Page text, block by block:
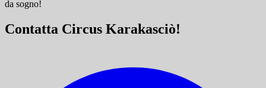
da sogno!
Contatta Circus Karakasciò!